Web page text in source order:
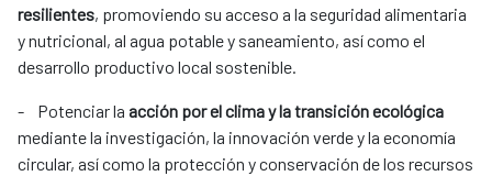
resilientes, promoviendo su acceso a la seguridad alimentaria
y nutricional, al agua potable y saneamiento, así como el
desarrollo productivo local sostenible.
- Potenciar la acción por el clima y la transición ecológica
mediante la investigación, la innovación verde y la economía
circular, así como la protección y conservación de los recursos